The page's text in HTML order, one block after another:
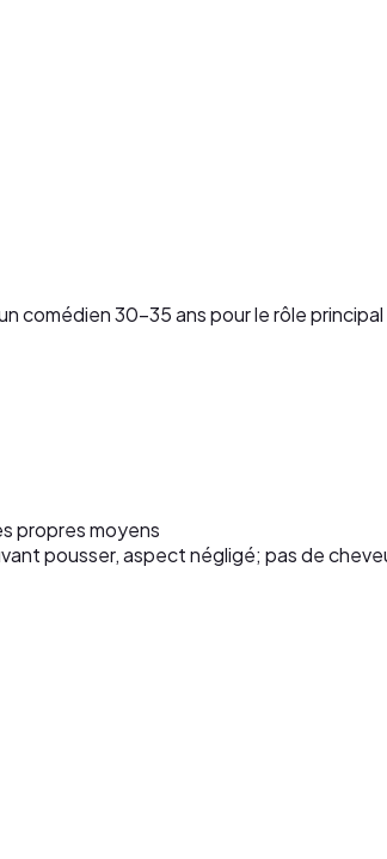
comédien 30-35 ans pour le rôle
propres moyens
pousser, aspect négligé; pas de